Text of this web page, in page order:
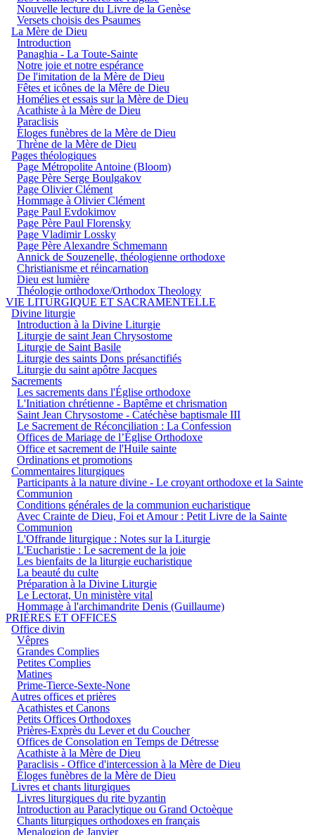
Nouvelle lecture du Livre de la Genèse
Versets choisis des Psaumes
La Mère de Dieu
Introduction
Panaghia - La Toute-Sainte
Notre joie et notre espérance
De l'imitation de la Mère de Dieu
Fêtes et icônes de la Mêre de Dieu
Homélies et essais sur la Mère de Dieu
Acathiste à la Mère de Dieu
Paraclisis
Éloges funèbres de la Mère de Dieu
Thrène de la Mère de Dieu
Pages théologiques
Page Métropolite Antoine (Bloom)
Page Père Serge Boulgakov
Page Olivier Clément
Hommage à Olivier Clément
Page Paul Evdokimov
Page Père Paul Florensky
Page Vladimir Lossky
Page Père Alexandre Schmemann
Annick de Souzenelle, théologienne orthodoxe
Christianisme et réincarnation
Dieu est lumière
Théologie orthodoxe/Orthodox Theology
VIE LITURGIQUE ET SACRAMENTELLE
Divine liturgie
Introduction à la Divine Liturgie
Liturgie de saint Jean Chrysostome
Liturgie de Saint Basile
Liturgie des saints Dons présanctifiés
Liturgie du saint apôtre Jacques
Sacrements
Les sacrements dans l'Église orthodoxe
L'Initiation chrétienne - Baptême et chrismation
Saint Jean Chrysostome - Catéchèse baptismale III
Le Sacrement de Réconciliation : La Confession
Offices de Mariage de l’Église Orthodoxe
Office et sacrement de l'Huile sainte
Ordinations et promotions
Commentaires liturgiques
Participants à la nature divine - Le croyant orthodoxe et la Sainte
Communion
Conditions générales de la communion eucharistique
Avec Crainte de Dieu, Foi et Amour : Petit Livre de la Sainte
Communion
L'Offrande liturgique : Notes sur la Liturgie
L'Eucharistie : Le sacrement de la joie
Les bienfaits de la liturgie eucharistique
La beauté du culte
Préparation à la Divine Liturgie
Le Lectorat, Un ministère vital
Hommage à l'archimandrite Denis (Guillaume)
PRIÈRES ET OFFICES
Office divin
Vêpres
Grandes Complies
Petites Complies
Matines
Prime-Tierce-Sexte-None
Autres offices et prières
Acathistes et Canons
Petits Offices Orthodoxes
Prières-Exprès du Lever et du Coucher
Offices de Consolation en Temps de Détresse
Acathiste à la Mère de Dieu
Paraclisis - Office d'intercession à la Mère de Dieu
Éloges funèbres de la Mère de Dieu
Livres et chants liturgiques
Livres liturgiques du rite byzantin
Introduction au Paraclytique ou Grand Octoèque
Chants liturgiques orthodoxes en français
Menalogion de Janvier